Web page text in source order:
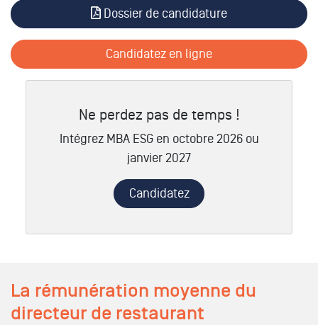
Dossier de candidature
Candidatez en ligne
Ne perdez pas de temps !
Intégrez MBA ESG en octobre 2026 ou
janvier 2027
Candidatez
La rémunération moyenne du
directeur de restaurant